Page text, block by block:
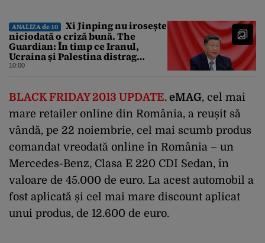
ANALIZA de 10
Xi Jinping nu irosește
niciodată o criză bună. The
Guardian: În timp ce Iranul,
Ucraina și Palestina distrag
atenția lumii, el strânge șurubul”
10:00
BLACK FRIDAY 2013 UPDATE. eMAG, cel mai
mare retailer online din România, a reușit să
vândă, pe 22 noiembrie, cel mai scumb produs
comandat vreodată online în România – un
Mercedes-Benz, Clasa E 220 CDI Sedan, în
valoare de 45.000 de euro. La acest automobil a
fost aplicată și cel mai mare discount aplicat
unui produs, de 12.600 de euro.